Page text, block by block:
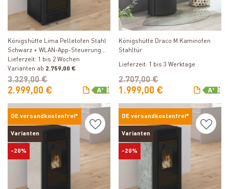
Produkt ansehen
Königshütte Lima Pelletofen Stahl
Schwarz + WLAN-App-Steuerung
inkl. kostenfreier Freischaltung
Lieferzeit: 1 bis 2 Wochen
Varianten ab 2.759,00 €
2.999,00 €
3.329,00 €
Produkt ansehen
Königshütte Draco M Kaminofen
Stahltür
Lieferzeit: 1 bis 3 Werktage
1.999,00 €
2.707,00 €
DE versandkostenfrei*
Varianten
-20%
DE versandkostenfrei*
Varianten
-20%